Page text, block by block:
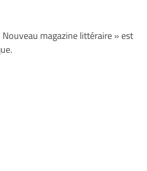
magazine littéraire » est